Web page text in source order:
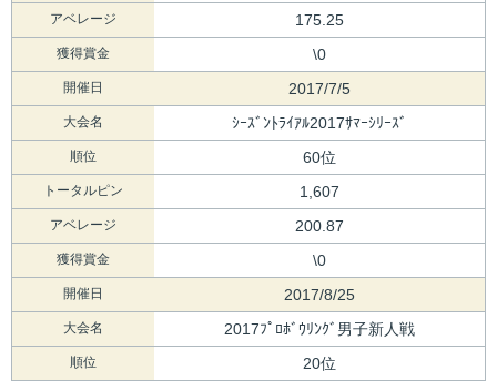
アベレージ 175.25
獲得賞金 \0
開催日 2017/7/5
大会名 ｼｰｽﾞﾝﾄﾗｲｱﾙ2017ｻﾏｰｼﾘｰｽﾞ
順位 60位
トータルピン 1,607
アベレージ 200.87
獲得賞金 \0
開催日 2017/8/25
大会名 2017ﾌﾟﾛﾎﾞｳﾘﾝｸﾞ男子新人戦
順位 20位